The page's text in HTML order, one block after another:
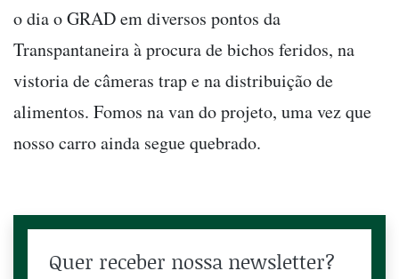
o dia o GRAD em diversos pontos da
Transpantaneira à procura de bichos feridos, na
vistoria de câmeras trap e na distribuição de
alimentos. Fomos na van do projeto, uma vez que
nosso carro ainda segue quebrado.
Quer receber nossa newsletter?